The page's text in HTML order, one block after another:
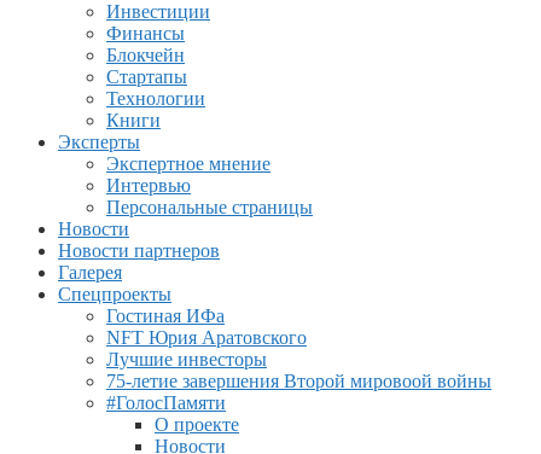
Инвестиции
Финансы
Блокчейн
Стартапы
Технологии
Книги
Эксперты
Экспертное мнение
Интервью
Персональные страницы
Новости
Новости партнеров
Галерея
Спецпроекты
Гостиная ИФа
NFT Юрия Аратовского
Лучшие инвесторы
75-летие завершения Второй мировоой войны
#ГолосПамяти
О проекте
Новости